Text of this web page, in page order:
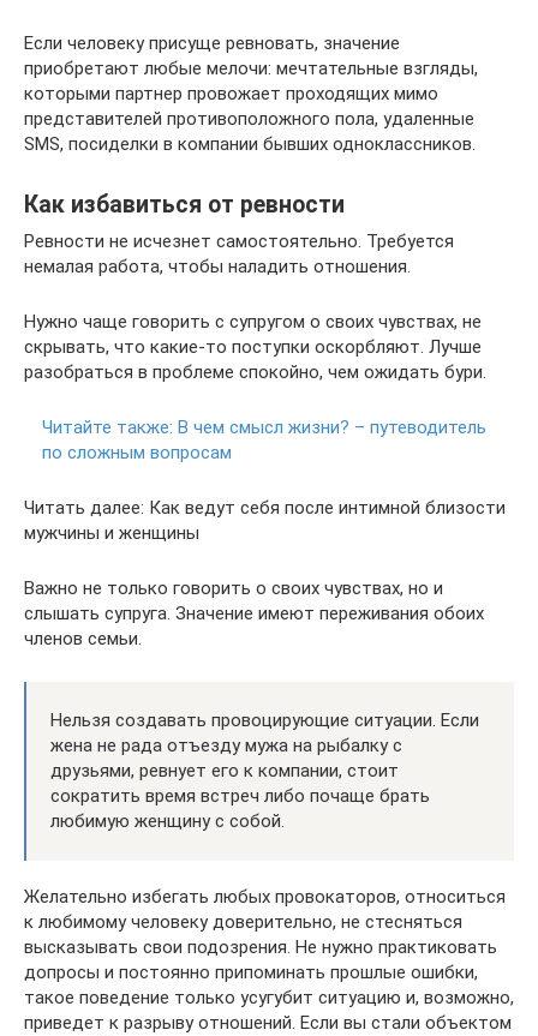
Если человеку присуще ревновать, значение
приобретают любые мелочи: мечтательные взгляды,
которыми партнер провожает проходящих мимо
представителей противоположного пола, удаленные
SMS, посиделки в компании бывших одноклассников.
Как избавиться от ревности
Ревности не исчезнет самостоятельно. Требуется
немалая работа, чтобы наладить отношения.
Нужно чаще говорить с супругом о своих чувствах, не
скрывать, что какие-то поступки оскорбляют. Лучше
разобраться в проблеме спокойно, чем ожидать бури.
Читайте также: В чем смысл жизни? – путеводитель
по сложным вопросам
Читать далее: Как ведут себя после интимной близости
мужчины и женщины
Важно не только говорить о своих чувствах, но и
слышать супруга. Значение имеют переживания обоих
членов семьи.
Нельзя создавать провоцирующие ситуации. Если
жена не рада отъезду мужа на рыбалку с
друзьями, ревнует его к компании, стоит
сократить время встреч либо почаще брать
любимую женщину с собой.
Желательно избегать любых провокаторов, относиться
к любимому человеку доверительно, не стесняться
высказывать свои подозрения. Не нужно практиковать
допросы и постоянно припоминать прошлые ошибки,
такое поведение только усугубит ситуацию и, возможно,
приведет к разрыву отношений. Если вы стали объектом